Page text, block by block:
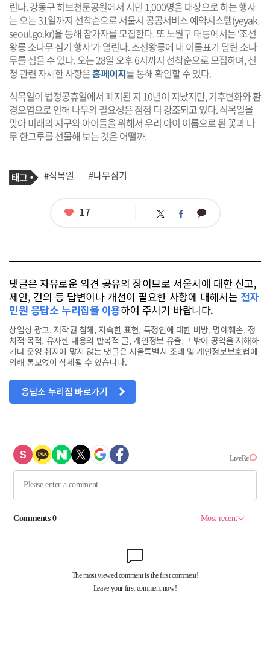
린다. 강동구 허브천문공원에서 시민 1,000명을 대상으로 하는 행사
는 오는 31일까지 선착순으로 서울시 공공서비스 예약시스템(yeyak.
seoul.go.kr)을 통해 참가자를 모집한다. 또 노원구 태릉에서는 ‘조선
왕릉 소나무 심기 행사’가 열린다. 조선왕릉에 내 이름표가 달린 소나
무를 심을 수 있다. 오는 28일 오후 6시까지 선착순으로 모집하며, 신
청 관련 자세한 사항은홈페이지를 통해 확인할 수 있다.
식목일이 법정공휴일에서 폐지된 지 10년이 지났지만, 기후변화와 환
경오염으로 인해 나무의 필요성은 점점 더 강조되고 있다. 식목일을
맞아 미래의 지구와 아이들을 위해서 우리 아이 이름으로 된 꽃과 나
무 한그루를 선물해 보는 것은 어떨까.
기
사
태
그
#식목일 #나무심기
좋
17 트 페 카
댓글은 자유로운 의견 공유의 장이므로 서울시에 대한 신고,
제안, 건의 등 답변이나 개선이 필요한 사항에 대해서는 전자
민원 응답소 누리집을 이용하여 주시기 바랍니다.
상업성 광고, 저작권 침해, 저속한 표현, 특정인에 대한 비방, 명예훼손, 정
치적 목적, 유사한 내용의 반복적 글, 개인정보 유출,그 밖에 공익을 저해하
거나 운영 취지에 맞지 않는 댓글은 서울특별시 조례 및 개인정보보호법에
의해 통보없이 삭제될 수 있습니다.
응답소 누리집 바로가기